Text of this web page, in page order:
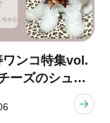
ワンコ特集vol.
ーズのシュシ